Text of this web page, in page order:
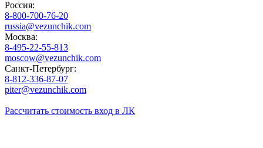
Россия:
8-800-700-76-20
russia@vezunchik.com
Москва:
8-495-22-55-813
moscow@vezunchik.com
Санкт-Петербург:
8-812-336-87-07
piter@vezunchik.com
Рассчитать стоимость вход в ЛК